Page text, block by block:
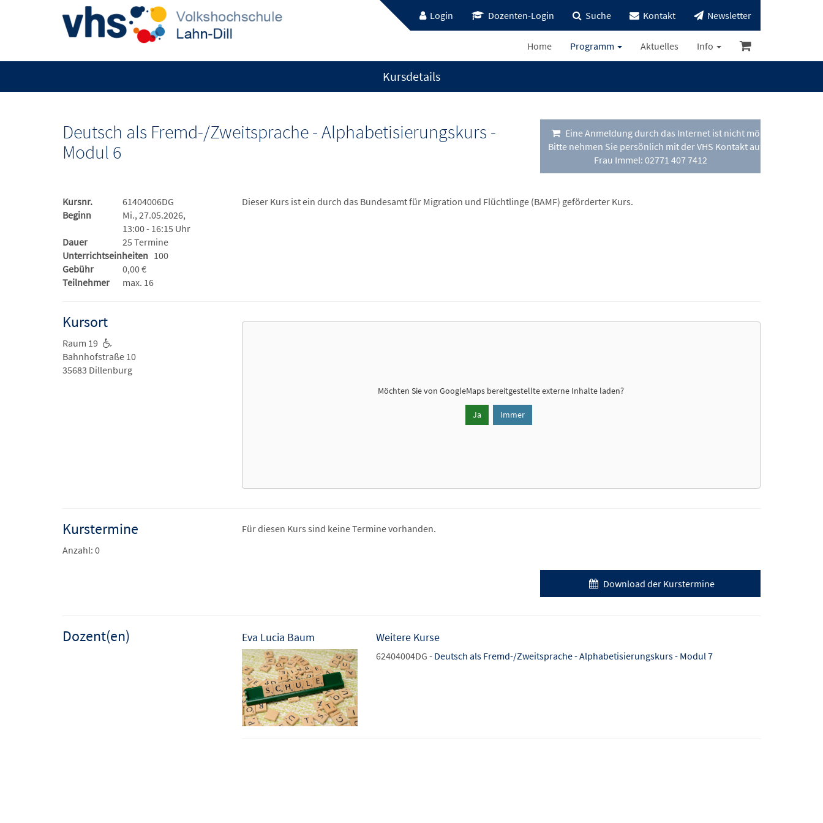
Login Dozenten-Login Suche Kontakt Newsletter
Home Programm Aktuelles Info
Kursdetails
Deutsch als Fremd-/Zweitsprache - Alphabetisierungskurs -
Modul 6
Eine Anmeldung durch das Internet ist nicht möglich.
Bitte nehmen Sie persönlich mit der VHS Kontakt auf und lassen
Frau Immel: 02771 407 7412
Kursnr.
61404006DG
Beginn
Mi., 27.05.2026,
13:00 - 16:15 Uhr
Dauer
25 Termine
Unterrichtseinheiten
100
Gebühr
0,00 €
Teilnehmer
max. 16
Dieser Kurs ist ein durch das Bundesamt für Migration und Flüchtlinge (BAMF) geförderter Kurs.
Kursort
Raum 19
Bahnhofstraße 10
35683 Dillenburg
Möchten Sie vonGoogleMaps bereitgestellte externe Inhalte laden?
Ja Immer
Kurstermine
Anzahl: 0
Für diesen Kurs sind keine Termine vorhanden.
Download der Kurstermine
Dozent(en) Eva Lucia Baum Weitere Kurse
62404004DG - Deutsch als Fremd-/Zweitsprache - Alphabetisierungskurs - Modul 7